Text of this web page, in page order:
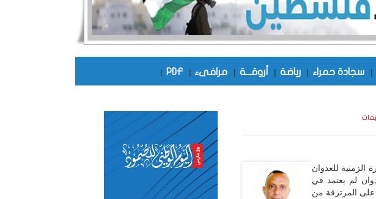
| سجادة حمراء | رياضة | أروقـــة | مرافىء |
PDF
|
الزمنية للعدوان
لم يعتمد في
على المرتزقة من